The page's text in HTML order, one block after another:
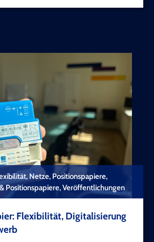
Netze, Positionspapiere,
Positionspapiere, Veröffentlichungen
Flexibilität, Digitalisierung